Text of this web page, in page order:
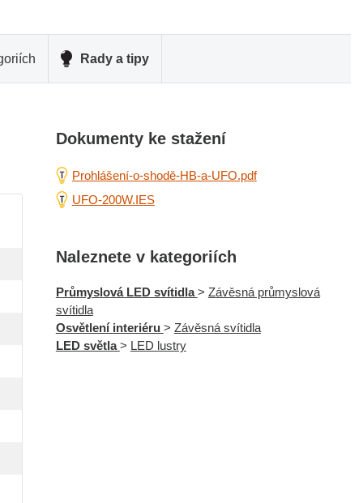
Rady a tipy
Dokumenty ke stažení
Prohlášení-o-shodě-HB-a-UFO.pdf
UFO-200W.IES
Naleznete v kategoriích
Průmyslová LED svítidla> Závěsná průmyslová
svítidla
Osvětlení interiéru > Závěsná svítidla
LED světla> LED lustry